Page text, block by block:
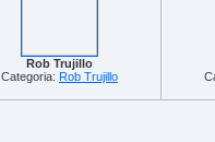
Rob Trujillo
Categoria: Rob Trujillo